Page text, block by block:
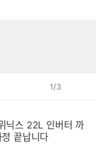
1/3
끝납니다